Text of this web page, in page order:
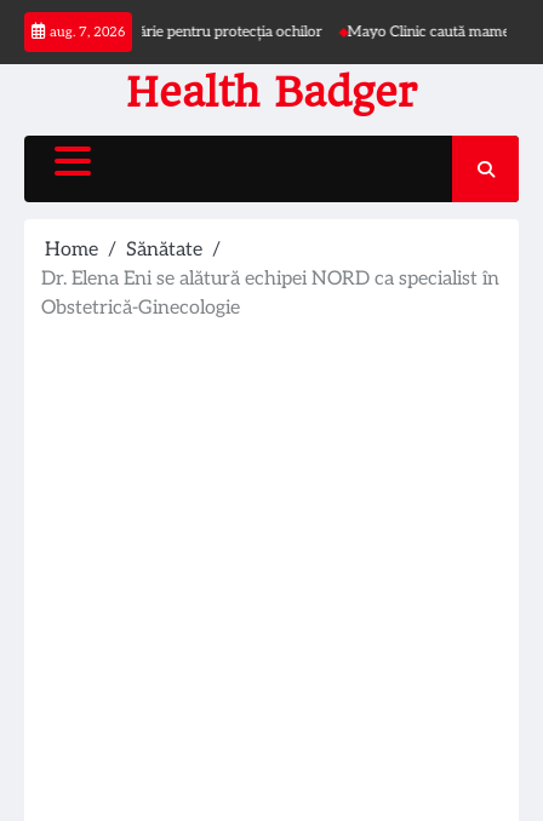
Skip
content
aug. 7, 2026
soare și pălărie pentru protecția ochilor Mayo Clinic caută mame pentru
Health Badger
Home
Sănătate
Dr. Elena Eni se alătură echipei NORD ca specialist în
Obstetrică-Ginecologie